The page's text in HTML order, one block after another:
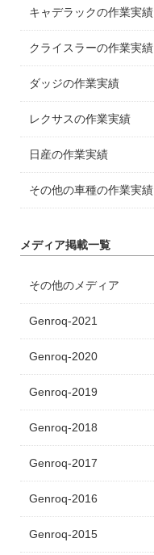
キャデラックの作業実績
クライスラーの作業実績
ダッジの作業実績
レクサスの作業実績
日産の作業実績
その他の車種の作業実績
メディア掲載一覧
その他のメディア
Genroq-2021
Genroq-2020
Genroq-2019
Genroq-2018
Genroq-2017
Genroq-2016
Genroq-2015